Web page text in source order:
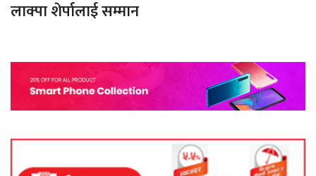
लाक्पा शेर्पालाई सम्मान